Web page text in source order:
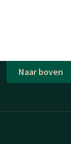
Naar boven